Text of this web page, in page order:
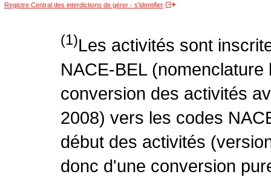
Registre Central des interdictions de gérer - s'identifier
(1)Les activités sont
NACE-BEL
conversion des activités
2008) vers les codes
début des activités
donc d'une conversion